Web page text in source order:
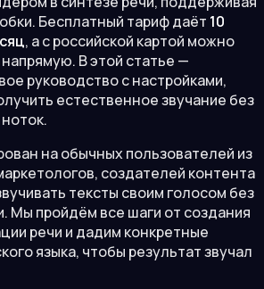
Бесплатный тариф даёт 10
, а с российской картой можно
В этой статье —
руководство с настройками,
естественное звучание без
на обычных пользователей из
создателей контента
тексты своим голосом без
Мы пройдём все шаги от создания
речи и дадим конкретные
языка, чтобы результат звучал